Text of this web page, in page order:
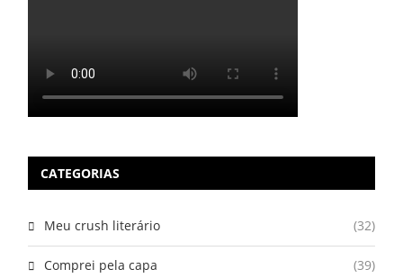
CATEGORIAS
Meu crush literário (32)
Comprei pela capa (39)